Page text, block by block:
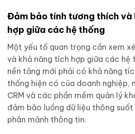
Đảm bảo tính tương thích và
hợp giữa các hệ thống
Một yếu tố quan trọng cần xem
và khả năng tích hợp giữa các hệ
nền tảng mới phải có khả năng
thống hiện có của doanh nghiệp,
CRM và các phần mềm quản lý
đảm bảo luồng dữ liệu thông
phân mảnh thông tin.